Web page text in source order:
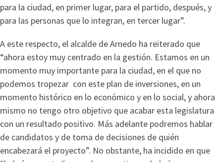
para la ciudad, en primer lugar, para el partido, después, y
para las personas que lo integran, en tercer lugar”.
A este respecto, el alcalde de Arnedo ha reiterado que
“ahora estoy muy centrado en la gestión. Estamos en un
momento muy importante para la ciudad, en el que no
podemos tropezar con este plan de inversiones, en un
momento histórico en lo económico y en lo social, y ahora
mismo no tengo otro objetivo que acabar esta legislatura
con un resultado positivo. Más adelante podremos hablar
de candidatos y de toma de decisiones de quién
encabezará el proyecto”. No obstante, ha incidido en que